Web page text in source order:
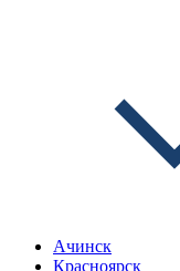
Ачинск
Красноярск